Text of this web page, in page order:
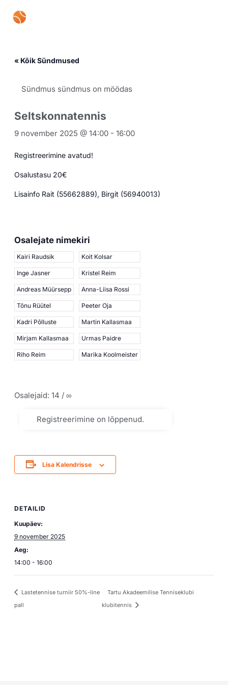
« Kõik Sündmused
Sündmus sündmus on möödas
Seltskonnatennis
9 november 2025 @ 14:00 -16:00
Registreerimine avatud!
Osalustasu 20€
Lisainfo Rait (55662889), Birgit (56940013)
Osalejate nimekiri
Kairi Raudsik
Inge Jasner
Andreas Müürsepp
Tõnu Rüütel
Kadri Põlluste
Mirjam Kallasmaa
Riho Reim
Koit Kolsar
Kristel Reim
Anna-Liisa Rossi
Peeter Oja
Martin Kallasmaa
Urmas Paidre
Marika Koolmeister
Osalejaid: 14 / ∞
Registreerimine on lõppenud.
Lisa Kalendrisse
DETAILID
Kuupäev:
9 november 2025
Aeg:
14:00 - 16:00
Lastetennise turniir 50%-line
pall
Tartu Akadeemilise Tenniseklubi
klubitennis